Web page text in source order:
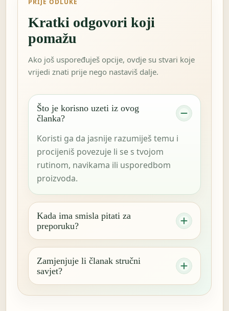
PRIJE ODLUKE
Kratki odgovori koji
pomažu
Ako još uspoređuješ opcije, ovdje su stvari koje
vrijedi znati prije nego nastaviš dalje.
Što je korisno uzeti iz ovog
članka?
Koristi ga da jasnije razumiješ temu i
procijeniš povezuje li se s tvojom
rutinom, navikama ili usporedbom
proizvoda.
Kada ima smisla pitati za
preporuku?
Zamjenjuje li članak stručni
savjet?